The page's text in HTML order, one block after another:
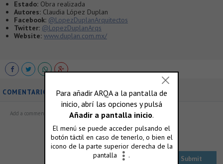
Estado: Obra realizada
Autores: Claudia López Duplan
Facebook: @LopezDuplanArquitectos
Twitter: @LopezDuplanArqs
Website: www.duplan.com.mx/
COMENTARIOS
ó accedé con